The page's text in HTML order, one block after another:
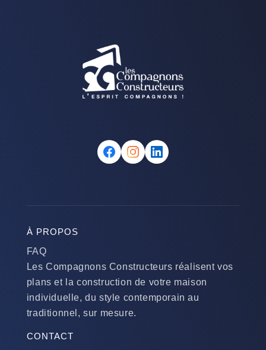
À PROPOS
FAQ
Les Compagnons Constructeurs réalisent vos
plans et la construction de votre maison
individuelle, du style contemporain au
traditionnel, sur mesure.
CONTACT